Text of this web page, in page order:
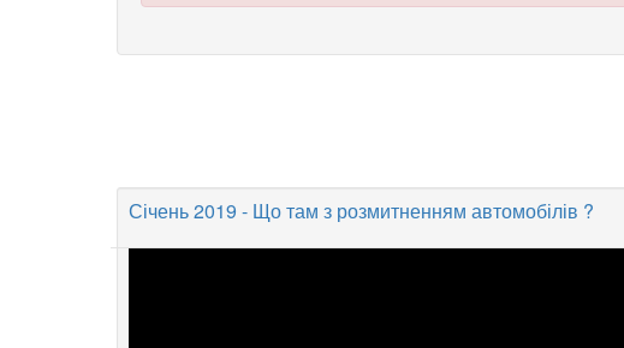
Січень 2019 - Що там з розмитненням автомобілів ?